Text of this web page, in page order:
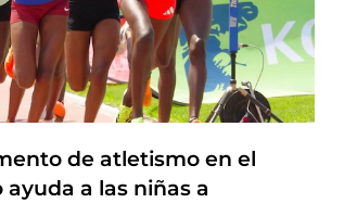
de atletismo en el
a las niñas a